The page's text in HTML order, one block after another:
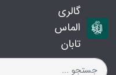
گالری
الماس
تابان